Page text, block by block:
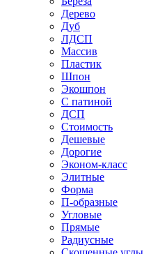
Дерево
Дуб
ЛДСП
Массив
Пластик
Шпон
Экошпон
С патиной
ДСП
Стоимость
Дешевые
Дорогие
Эконом-класс
Элитные
Форма
П-образные
Угловые
Прямые
Радиусные